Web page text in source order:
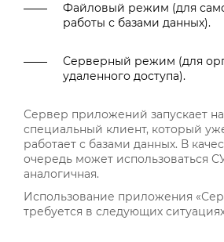
Файловый режим (для
работы с базами данных).
Серверный режим (для
удаленного доступа).
Сервер приложений запускает
специальный клиент, который
работает с базами данных. В
очередь может использоваться
аналогичная.
Использование приложения
требуется в следующих